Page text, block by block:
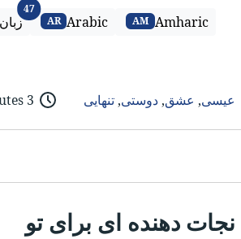
Amharic
AM
Arabic
AR
47زبان ها
عیسی, عشق, دوستی, تنهایی 3 minutes
نجات دهنده ای برای تو